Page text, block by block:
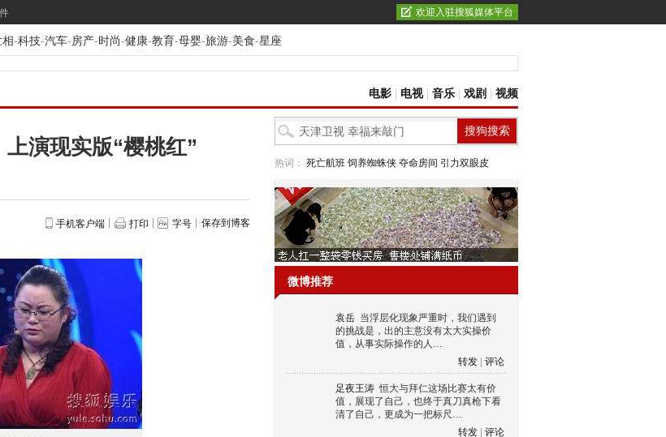
欢迎入驻搜狐媒体平台
-科技-汽车-房产-时尚-健康-教育-母婴-旅游-美食-星座
电影 电视| 音乐 戏剧 视频
演现实版“樱桃红”
手机客户端 打印 字号 保存到博客
热词： 死亡航班 饲养蜘蛛侠 夺命房间 引力双眼皮
微博推荐
袁岳 当浮层化现象严重时，我们遇到
的挑战是，出的主意没有太大实操价
值，从事实际操作的人…
转发
评论
足夜王涛 恒大与拜仁这场比赛太有价
值，展现了自己，也终于真刀真枪下看
清了自己，更成为一把标尺…
转发
评论